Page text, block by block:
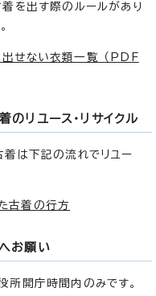
を出す際のルールがあり
。
出せない衣類一覧 （PDF
リユース・リサイクル
は下記の流れでリユー
古着の行方
お願い
所開庁時間内のみです。